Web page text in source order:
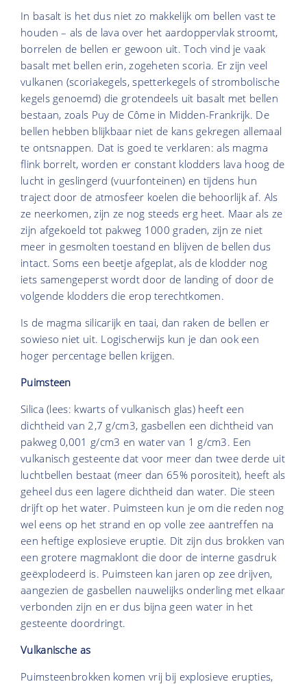
In basalt is het dus niet zo makkelijk om bellen vast te
houden – als de lava over het aardoppervlak stroomt,
borrelen de bellen er gewoon uit. Toch vind je vaak
basalt met bellen erin, zogeheten scoria. Er zijn veel
vulkanen (scoriakegels, spetterkegels of strombolische
kegels genoemd) die grotendeels uit basalt met bellen
bestaan, zoals Puy de Côme in Midden-Frankrijk. De
bellen hebben blijkbaar niet de kans gekregen allemaal
te ontsnappen. Dat is goed te verklaren: als magma
flink borrelt, worden er constant klodders lava hoog de
lucht in geslingerd (vuurfonteinen) en tijdens hun
traject door de atmosfeer koelen die behoorlijk af. Als
ze neerkomen, zijn ze nog steeds erg heet. Maar als ze
zijn afgekoeld tot pakweg 1000 graden, zijn ze niet
meer in gesmolten toestand en blijven de bellen dus
intact. Soms een beetje afgeplat, als de klodder nog
iets samengeperst wordt door de landing of door de
volgende klodders die erop terechtkomen.
Is de magma silicarijk en taai, dan raken de bellen er
sowieso niet uit. Logischerwijs kun je dan ook een
hoger percentage bellen krijgen.
Puimsteen
Silica (lees: kwarts of vulkanisch glas) heeft een
dichtheid van 2,7 g/cm3, gasbellen een dichtheid van
pakweg 0,001 g/cm3 en water van 1 g/cm3. Een
vulkanisch gesteente dat voor meer dan twee derde uit
luchtbellen bestaat (meer dan 65% porositeit), heeft als
geheel dus een lagere dichtheid dan water. Die steen
drijft op het water. Puimsteen kun je om die reden nog
wel eens op het strand en op volle zee aantreffen na
een heftige explosieve eruptie. Dit zijn dus brokken van
een grotere magmaklont die door de interne gasdruk
geëxplodeerd is. Puimsteen kan jaren op zee drijven,
aangezien de gasbellen nauwelijks onderling met elkaar
verbonden zijn en er dus bijna geen water in het
gesteente doordringt.
Vulkanische as
Puimsteenbrokken komen vrij bij explosieve erupties,